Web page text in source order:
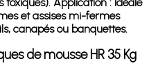
et assises mi-fermes
canapés ou banquettes.
de mousse HR 35 Kg